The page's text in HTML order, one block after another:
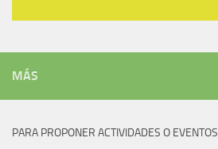
MÁS
PARA PROPONER ACTIVIDADES O EVENTOS